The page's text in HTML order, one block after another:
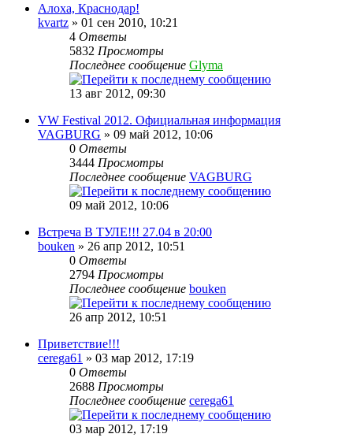
Алоха, Краснодар!
kvartz » 01 сен 2010, 10:21
4 Ответы
5832 Просмотры
Последнее сообщение Glyma
13 авг 2012, 09:30
VW Festival 2012. Официальная информация
VAGBURG » 09 май 2012, 10:06
0 Ответы
3444 Просмотры
Последнее сообщение VAGBURG
09 май 2012, 10:06
Встреча В ТУЛЕ!!! 27.04 в 20:00
bouken » 26 апр 2012, 10:51
0 Ответы
2794 Просмотры
Последнее сообщение bouken
26 апр 2012, 10:51
Приветствие!!!
cerega61 » 03 мар 2012, 17:19
0 Ответы
2688 Просмотры
Последнее сообщение cerega61
03 мар 2012, 17:19